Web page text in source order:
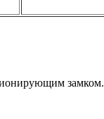
замком.